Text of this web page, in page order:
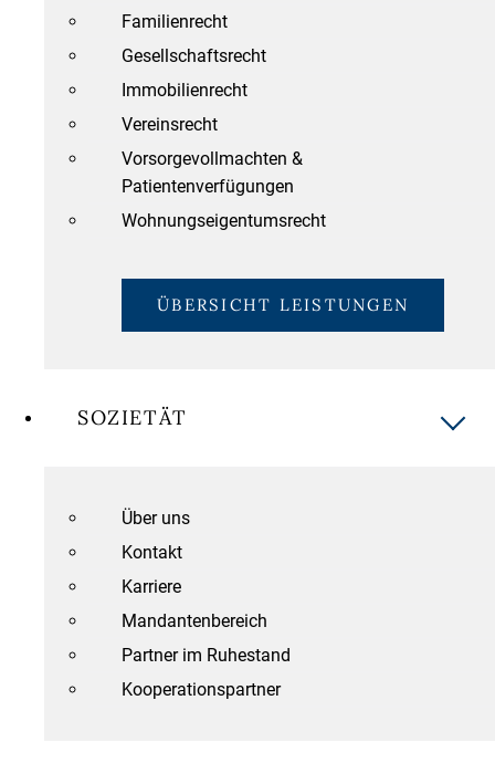
Familienrecht
Gesellschaftsrecht
Immobilienrecht
Vereinsrecht
Vorsorgevollmachten &
Patientenverfügungen
Wohnungseigentumsrecht
ÜBERSICHT LEISTUNGEN
SOZIETÄT
Über uns
Kontakt
Karriere
Mandantenbereich
Partner im Ruhestand
Kooperationspartner